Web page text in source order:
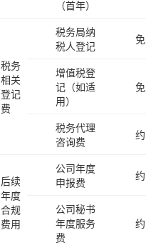
（首年）
税务
相关
登记
费
税务局纳
税人登记
增值税登
记（如适
用）
税务代理
咨询费
后续
年度
合规
费用
公司年度
申报费
公司秘书
年度服务
费